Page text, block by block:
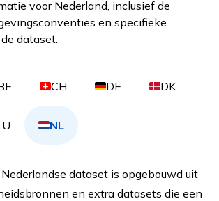
voor Nederland, inclusief de
en specifieke
dataset.
CH DE DK
NL
Nederlandse dataset is opgebouwd uit
en extra datasets die een